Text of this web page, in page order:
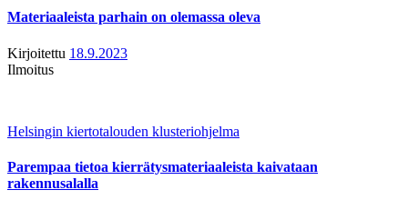
Materiaaleista parhain on olemassa oleva
Kirjoitettu 18.9.2023
Ilmoitus
Helsingin kiertotalouden klusteriohjelma
Parempaa tietoa kierrätysmateriaaleista kaivataan
rakennusalalla